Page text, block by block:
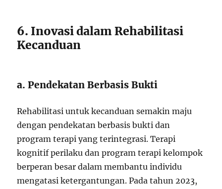
6. Inovasi dalam Rehabilitasi
Kecanduan
a. Pendekatan Berbasis Bukti
Rehabilitasi untuk kecanduan semakin maju
dengan pendekatan berbasis bukti dan
program terapi yang terintegrasi. Terapi
kognitif perilaku dan program terapi kelompok
berperan besar dalam membantu individu
mengatasi ketergantungan. Pada tahun 2023,